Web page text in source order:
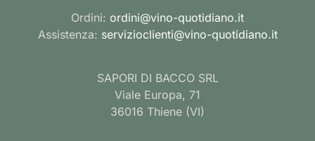
Ordini: ordini@vino-quotidiano.it
Assistenza: servizioclienti@vino-quotidiano.it
SAPORI DI BACCO SRL
Viale Europa, 71
36016 Thiene (VI)